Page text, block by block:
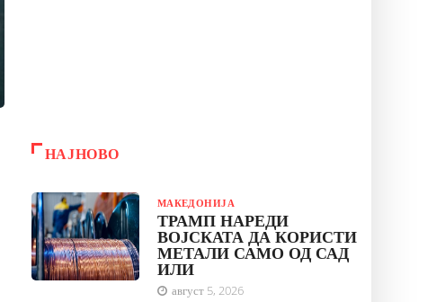
НАЈНОВО
МАКЕДОНИЈА
ТРАМП НАРЕДИ
ВОЈСКАТА ДА КОРИСТИ
МЕТАЛИ САМО ОД САД
ИЛИ
август 5, 2026